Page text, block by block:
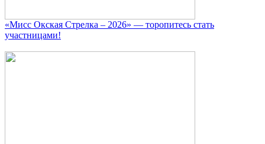
«Мисс Окская Стрелка – 2026» — торопитесь стать
участницами!